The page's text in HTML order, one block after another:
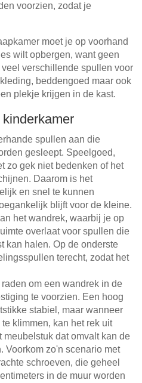
voorzien, zodat je
moet je op voorhand
wilt opbergen, want geen
verschillende spullen voor
beddengoed maar ook
plekje krijgen in de kast.
spullen aan die
gesleept. Speelgoed,
zo gek niet bedenken of het
Daarom is het
en snel te kunnen
blijft voor de kleine.
het wandrek, waarbij je op
overlaat voor spullen die
kan halen. Op de onderste
terecht, zodat het
om een wandrek in de
te voorzien. Een hoog
stabiel, maar wanneer
klimmen, kan het rek uit
meubelstuk dat omvalt kan de
Voorkom zo'n scenario met
schroeven, die geheel
in de muur worden